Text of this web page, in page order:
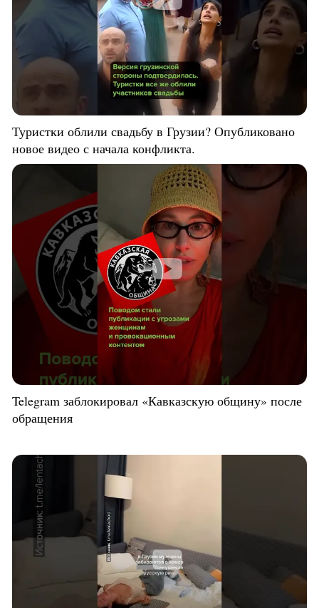
Туристки облили свадьбу в Грузии? Опубликовано
новое видео с начала конфликта.
Telegram заблокировал «Кавказскую общину» после
обращения